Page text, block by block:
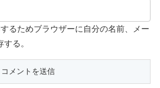
るためブラウザーに自分の名前、メー
る。